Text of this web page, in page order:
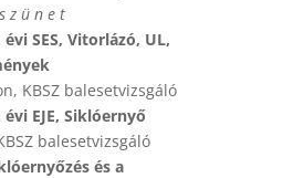
z ü n e t
SES, Vitorlázó, UL,
KBSZ balesetvizsgáló
EJE, Siklóernyő
balesetvizsgáló
és a